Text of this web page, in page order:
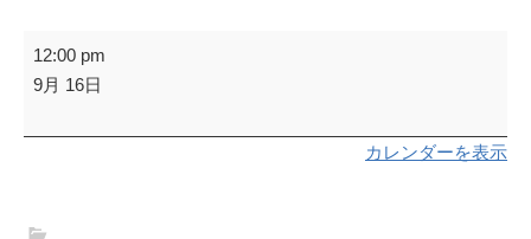
礼
拝
聖
12:00 pm
9月 16日
カレンダーを表示